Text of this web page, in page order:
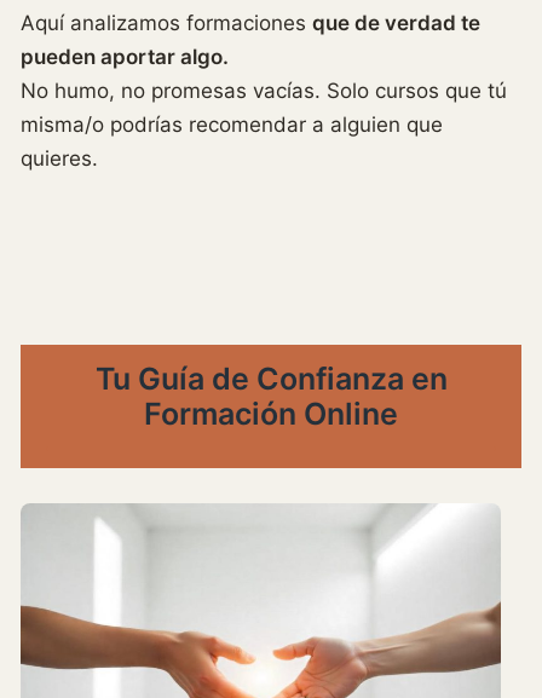
Aquí analizamos formaciones que de verdad te
pueden aportar algo.
No humo, no promesas vacías. Solo cursos que tú
misma/o podrías recomendar a alguien que
quieres.
Tu Guía de Confianza en
Formación Online